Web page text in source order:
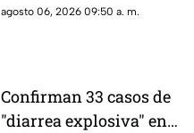
agosto 06, 2026 09:50 a. m.
Confirman 33 casos de
"diarrea explosiva" en